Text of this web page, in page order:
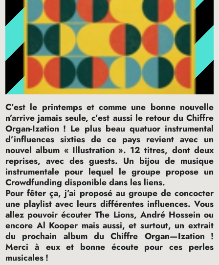
C’est le printemps et comme une bonne nouvelle
n’arrive jamais seule, c’est aussi le retour du Chiffre
Organ-Ization ! Le plus beau quatuor instrumental
d’influences sixties de ce pays revient avec un
nouvel album « Illustration ». 12 titres, dont deux
reprises, avec des guests. Un bijou de musique
instrumentale pour lequel le groupe propose un
Crowdfunding disponible dans les liens.
Pour fêter ça, j’ai proposé au groupe de concocter
une playlist avec leurs différentes influences. Vous
allez pouvoir écouter The Lions, André Hossein ou
encore Al Kooper mais aussi, et surtout, un extrait
du prochain album du Chiffre Organ—Ization !
Merci à eux et bonne écoute pour ces perles
musicales!